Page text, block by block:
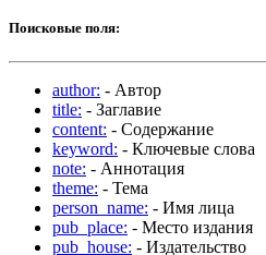
Поисковые поля:
author: - Автор
title: - Заглавие
content: - Содержание
keyword: - Ключевые слова
note: - Аннотация
theme: - Тема
person_name: - Имя лица
pub_place: - Место издания
pub_house: - Издательство